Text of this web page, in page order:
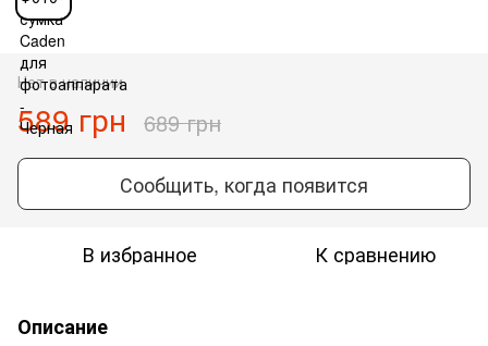
Нет в наличии
589 грн 689 грн
Сообщить, когда появится
В избранное К сравнению
Описание